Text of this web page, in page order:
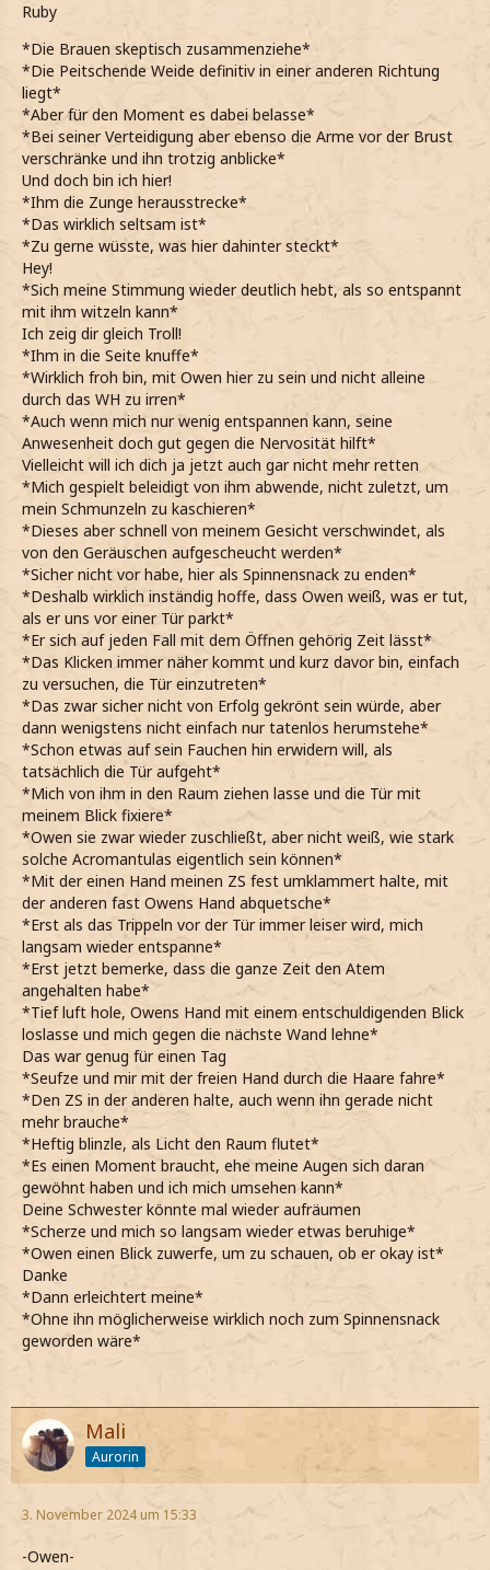
nicht am Wohnheim.
*mal klarstelle und die Brauen hochziehe*
*fast schon ein bisschen genervt von dem bin, was sie mir
hier unterstellt*
*schließlich ganz sicher bin, dass niemand etwas vom WH
gesagt hat, als es um die Mutprobe ging*
*sie zweifelnd ansehe und den Kopf leicht zur Seite neige*
*jedoch schon irgendwie glaube, dass sie ziemlich klar ist
und höchstens glaube, dass sie vielleicht ein
Verwechslungszauber erwischt hat*
He, ich bin auch voll zurechnungsfähig!
*mich beleidigt verteidige und die Arme vor der Brust
verschränke*
*irgendwas hier wirklich gerade nicht richtig läuft zwischen
uns*
*sonst selten so offen an Ruby vorbeizureden scheine*
*leidend das Gesicht verziehe und bestätigend nicke*
*sich meine Miene einen Moment später aufhellt und
begeistert grinse bei ihren Worten*
Entführerin, Retterin, Troll - wie auch immer. Hauptsache,
du bringst mich hier raus.
*amüsiert mein und Ruby spielerisch in die Seite stupse*
*meine gute Laune aber nicht lange anhält, als von dem
Trippeln aufgescheucht werden*
*angespannt den Blick schweifen lasse, ehe Ruby am Arm
packe und sie mit mir ziehe*
*sonst definitiv als Riesenspinnensnack enden, wenn hier
weiter Wurzeln schlagen*
*ein paar Korridore entlanghetze, ehe endlich eine Idee
habe, wo wir Zuflucht suchen könnten*
*erleichtert Darias
Paige Tür entdecke und Ruby davor
parke*
*hektisch meinen ZS gegen das Schloss halte und
inständig bete, dass es funktioniert*
Jaja, ich bin ja schon dabei!
*gereizt zische, als Rubys drängende Stimme hinter mir
vernehme*
*einen weiteren Versuch brauche und nicht verhindern
kann, dass meine Hände dabei leicht zittern*
*das Klicken der Acromantula nämlich schon viel zu nahe
ist und quasi schon ihren Atem in meinem Nacken spüren
kann*
Ja, verdammt, ich mach ja schon!
*für meine Verhältnisse ziemlich ungehalten fauche*
*gerade aber auch meine sonst so entspannten Nerven
etwas mit mir durchgehen*
*es dann endlich im Schloss klickt und erleichtert gegen
die Tür drücke*
*Ruby mit mir ziehe und die Tür sofort wieder hinter uns
zuschiebe*
*keuchend einige Schritte rückwärts in den Flur
hineinmache und mit gehobenem Zauberstab die Tür
fixiere*
*den Atem anhalte und nur das Blut in meinen Ohren
rauschen höre*
*Rubys Hand angespannt festhalte und das nur minimal
zu meiner Beruhigung beiträgt*
*das Klicken vor unserer Tür plötzlich verstummt und die
Lippen beunruhigt aufeinander presse*
*einfach hoffe, dass die Spinne unsere Spur verloren oder
keinen Bock hat, die Türe einzutreten*
*das Glück zumindest in diesem Fall auf unserer Seite ist
*erleichtert aufatme und mich gegen Darias Kommode
sinken lasse*
*mir mit der Hand übers Gesicht fahre und ein schiefes
Grinsen zustande bringe*
Die WG meiner Schwester. Sie hat da so eigene
die Jahre rausgekriegt.
Ruby
*Die Brauen skeptisch zusammenziehe*
*Die Peitschende Weide definitiv in einer anderen Richtung
liegt*
*Aber für den Moment es dabei belasse*
*Bei seiner Verteidigung aber ebenso die Arme vor der Brust
verschränke und ihn trotzig anblicke*
Und doch bin ich hier!
*Ihm die Zunge herausstrecke*
*Das wirklich seltsam ist*
*Zu gerne wüsste, was hier dahinter steckt*
Hey!
*Sich meine Stimmung wieder deutlich hebt, als so entspannt
mit ihm witzeln kann*
Ich zeig dir gleich Troll!
*Ihm in die Seite knuffe*
*Wirklich froh bin, mit Owen hier zu sein und nicht alleine
durch das WH zu irren*
*Auch wenn mich nur wenig entspannen kann, seine
Anwesenheit doch gut gegen die Nervosität hilft*
Vielleicht will ich dich ja jetzt auch gar nicht mehr retten
*Mich gespielt beleidigt von ihm abwende, nicht zuletzt, um
mein Schmunzeln zu kaschieren*
*Dieses aber schnell von meinem Gesicht verschwindet, als
von den Geräuschen aufgescheucht werden*
*Sicher nicht vor habe, hier als Spinnensnack zu enden*
*Deshalb wirklich inständig hoffe, dass Owen weiß, was er tut,
als er uns vor einer Tür parkt*
*Er sich auf jeden Fall mit dem Öffnen gehörig Zeit lässt*
*Das Klicken immer näher kommt und kurz davor bin, einfach
zu versuchen, die Tür einzutreten*
*Das zwar sicher nicht von Erfolg gekrönt sein würde, aber
dann wenigstens nicht einfach nur tatenlos herumstehe*
*Schon etwas auf sein Fauchen hin erwidern will, als
tatsächlich die Tür aufgeht*
*Mich von ihm in den Raum ziehen lasse und die Tür mit
meinem Blick fixiere*
*Owen sie zwar wieder zuschließt, aber nicht weiß, wie stark
solche Acromantulas eigentlich sein können*
*Mit der einen Hand meinen ZS fest umklammert halte, mit
der anderen fast Owens Hand abquetsche*
*Erst als das Trippeln vor der Tür immer leiser wird, mich
langsam wieder entspanne*
*Erst jetzt bemerke, dass die ganze Zeit den Atem
angehalten habe*
*Tief luft hole, Owens Hand mit einem entschuldigenden Blick
loslasse und mich gegen die nächste Wand lehne*
Das war genug für einen Tag
*Seufze und mir mit der freien Hand durch die Haare fahre*
*Den ZS in der anderen halte, auch wenn ihn gerade nicht
mehr brauche*
*Heftig blinzle, als Licht den Raum flutet*
*Es einen Moment braucht, ehe meine Augen sich daran
gewöhnt haben und ich mich umsehen kann*
Deine Schwester könnte mal wieder aufräumen
*Scherze und mich so langsam wieder etwas beruhige*
*Owen einen Blick zuwerfe, um zu schauen, ob er okay ist*
Danke
*Dann erleichtert meine*
*Ohne ihn möglicherweise wirklich noch zum Spinnensnack
geworden wäre*
Mali
Aurorin
3. November 2024 um 15:33
-Owen-